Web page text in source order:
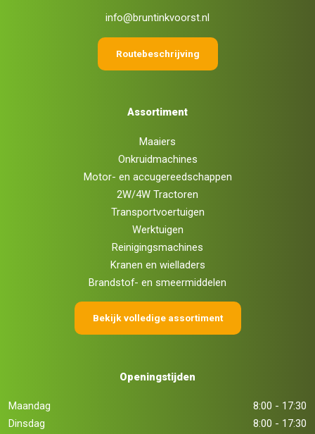
info@bruntinkvoorst.nl
Routebeschrijving
Assortiment
Maaiers
Onkruidmachines
Motor- en accugereedschappen
2W/4W Tractoren
Transportvoertuigen
Werktuigen
Reinigingsmachines
Kranen en wielladers
Brandstof- en smeermiddelen
Bekijk volledige assortiment
Openingstijden
Maandag
8:00 - 17:30
Dinsdag
8:00 - 17:30